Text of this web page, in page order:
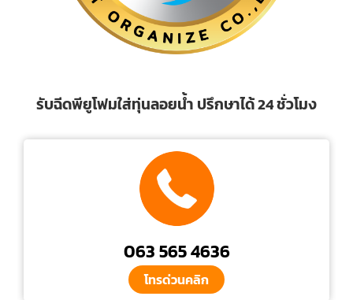
รับฉีดพียูโฟมใส่ทุ่นลอยน้ำ ปรึกษาได้ 24 ชั่วโมง
063 565 4636
โทรด่วนคลิก